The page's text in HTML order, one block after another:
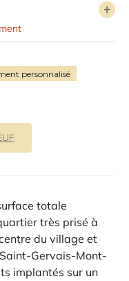
personnalisé
totale
très prisé à
du village et
Gervais-Mont-
implantés sur un